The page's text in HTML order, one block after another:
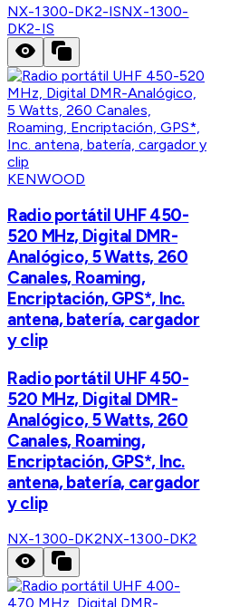
NX-1300-DK2-ISNX-1300-
DK2-IS
KENWOOD
Radio portátil UHF 450-
520 MHz, Digital DMR-
Analógico, 5 Watts, 260
Canales, Roaming,
Encriptación, GPS*, Inc.
antena, batería, cargador
y clip
Radio portátil UHF 450-
520 MHz, Digital DMR-
Analógico, 5 Watts, 260
Canales, Roaming,
Encriptación, GPS*, Inc.
antena, batería, cargador
y clip
NX-1300-DK2NX-1300-DK2